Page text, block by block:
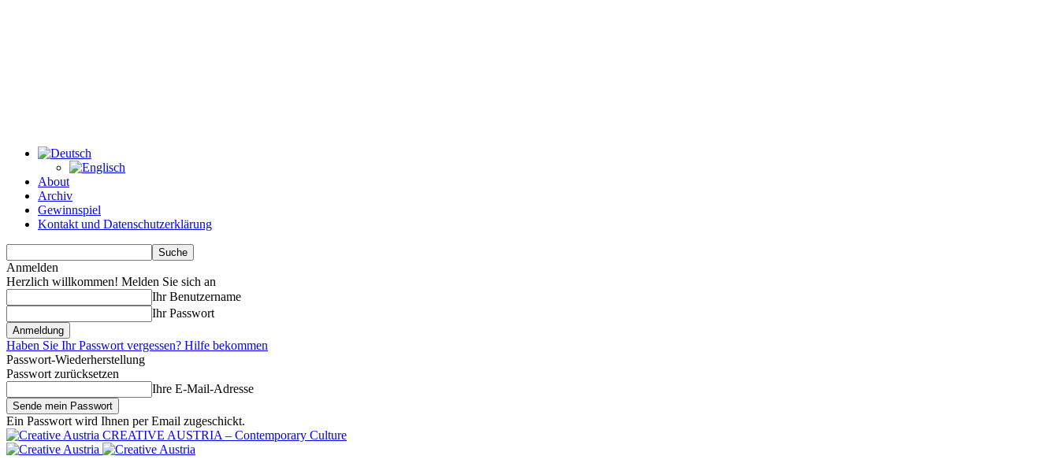
About
Archiv
Gewinnspiel
Kontakt und Datenschutzerklärung
Anmelden
Herzlich willkommen! Melden Sie sich an
Ihr Benutzername
Ihr Passwort
Haben Sie Ihr Passwort vergessen? Hilfe bekommen
Passwort-Wiederherstellung
Passwort zurücksetzen
Ihre E-Mail-Adresse
Ein Passwort wird Ihnen per Email zugeschickt.
CREATIVE AUSTRIA – Contemporary Culture